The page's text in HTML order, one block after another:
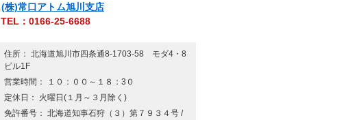
(株)常口アトム旭川支店
TEL：0166-25-6688
住所： 北海道旭川市四条通8-1703-58 モダ4・8
ビル1F
営業時間： １０：００～１８：3０
定休日： 火曜日(１月～３月除く)
免許番号： 北海道知事石狩（３）第７９３４号 /